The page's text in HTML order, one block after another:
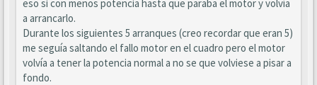
eso si con menos potencia hasta que paraba el motor y volvía
a arrancarlo.
Durante los siguientes 5 arranques (creo recordar que eran 5)
me seguía saltando el fallo motor en el cuadro pero el motor
volvía a tener la potencia normal a no se que volviese a pisar a
fondo.